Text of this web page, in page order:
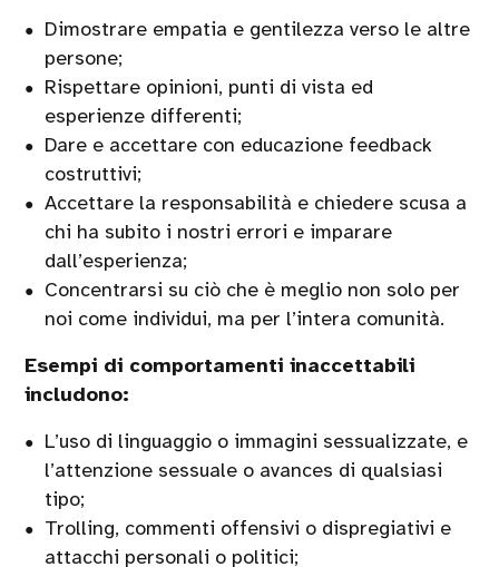
Dimostrare empatia e gentilezza verso le altre
persone;
Rispettare opinioni, punti di vista ed
esperienze differenti;
Dare e accettare con educazione feedback
costruttivi;
Accettare la responsabilità e chiedere scusa a
chi ha subito i nostri errori e imparare
dall’esperienza;
Concentrarsi su ciò che è meglio non solo per
noi come individui, ma per l’intera comunità.
Esempi di comportamenti inaccettabili
includono:
L’uso di linguaggio o immagini sessualizzate, e
l’attenzione sessuale o avances di qualsiasi
tipo;
Trolling, commenti offensivi o dispregiativi e
attacchi personali o politici;